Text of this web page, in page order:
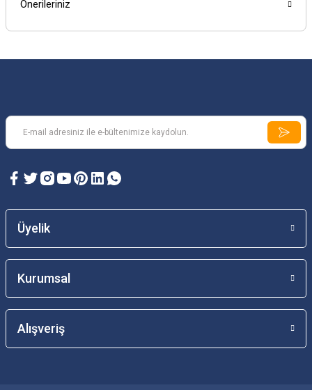
Önerileriniz
Üyelik
Kurumsal
Alışveriş